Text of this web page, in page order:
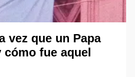
vez que un Papa
fue aquel